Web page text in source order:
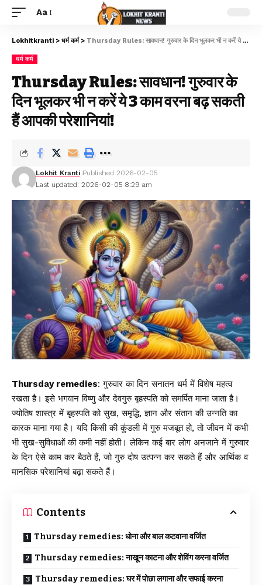
Aa
Lokhitkranti > धर्म कर्म> Thursday Rules: सावधान! गुरुवार के दिन भूलकर भी न करें ये 3 काम वरना बढ़ सकती हैं आपकी परेशानियां!
धर्म कर्म
Thursday Rules: सावधान! गुरुवार के
दिन भूलकर भी न करें ये 3 काम वरना बढ़ सकती
हैं आपकी परेशानियां!
Last updated: 2026-02-05 8:29 am
Lokhit Kranti Published 2026-02-05
Thursday remedies:गुरुवार का दिन सनातन धर्म में विशेष महत्व
रखता है। इसे भगवान विष्णु और देवगुरु बृहस्पति को समर्पित माना जाता है।
ज्योतिष शास्त्र में बृहस्पति को सुख, समृद्धि, ज्ञान और संतान की उन्नति का
कारक माना गया है। यदि किसी की कुंडली में गुरु मजबूत हो, तो जीवन में कभी
भी सुख-सुविधाओं की कमी नहीं होती। लेकिन कई बार लोग अनजाने में गुरुवार
के दिन ऐसे काम कर बैठते हैं, जो गुरु दोष उत्पन्न कर सकते हैं और आर्थिक व
मानसिक परेशानियां बढ़ा सकते हैं।
Contents
Thursday remedies: धोना और बाल कटवाना वर्जित
Thursday remedies: नाखून काटना और शेविंग करना वर्जित
Thursday remedies: घर में पोछा लगाना और सफाई करना